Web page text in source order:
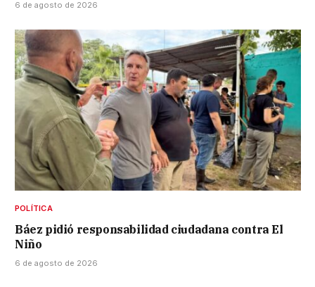
6 de agosto de 2026
POLÍTICA
Báez pidió responsabilidad ciudadana contra El
Niño
6 de agosto de 2026